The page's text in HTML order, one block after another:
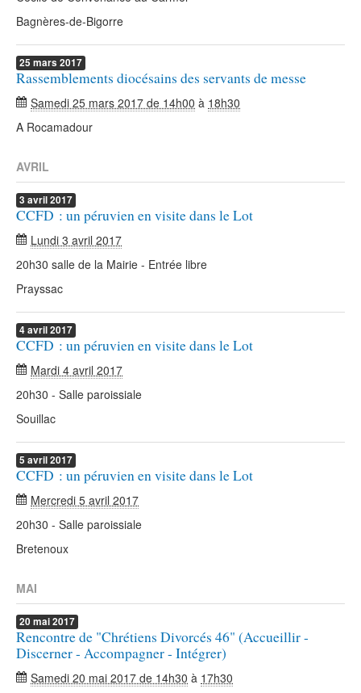
Bagnères-de-Bigorre
25 mars 2017
Rassemblements diocésains des servants de messe
Samedi 25 mars 2017 de 14h00 à 18h30
A Rocamadour
AVRIL
3 avril2017
CCFD : un péruvien en visite dans le Lot
Lundi 3 avril 2017
20h30 salle de la Mairie - Entrée libre
Prayssac
4avril2017
CCFD : un péruvien en visite dans le Lot
Mardi 4 avril 2017
20h30 - Salle paroissiale
Souillac
5 avril2017
CCFD : un péruvien en visite dans le Lot
Mercredi 5 avril 2017
20h30 - Salle paroissiale
Bretenoux
MAI
20 mai2017
Rencontre de "Chrétiens Divorcés 46" (Accueillir -
Discerner - Accompagner - Intégrer)
Samedi 20 mai 2017 de 14h30 à 17h30